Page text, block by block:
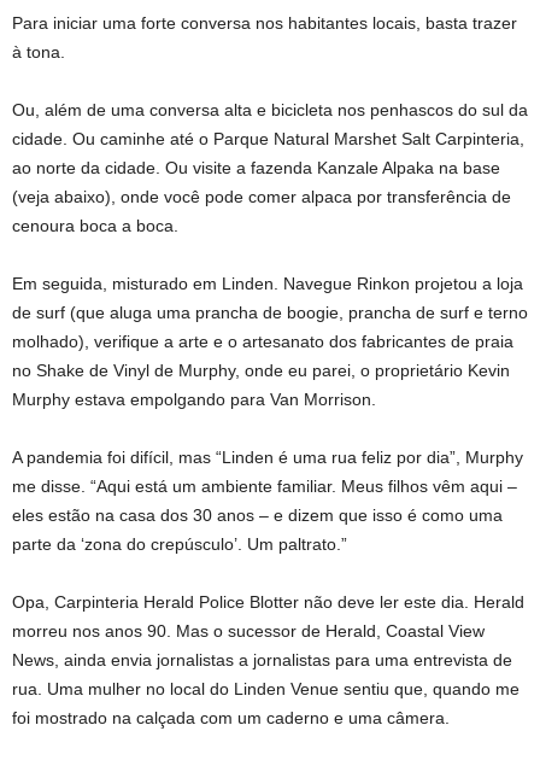
Para iniciar uma forte conversa nos habitantes locais, basta trazer
à tona.
Ou, além de uma conversa alta e bicicleta nos penhascos do sul da
cidade. Ou caminhe até o Parque Natural Marshet Salt Carpinteria,
ao norte da cidade. Ou visite a fazenda Kanzale Alpaka na base
(veja abaixo), onde você pode comer alpaca por transferência de
cenoura boca a boca.
Em seguida, misturado em Linden. Navegue Rinkon projetou a loja
de surf (que aluga uma prancha de boogie, prancha de surf e terno
molhado), verifique a arte e o artesanato dos fabricantes de praia
no Shake de Vinyl de Murphy, onde eu parei, o proprietário Kevin
Murphy estava empolgando para Van Morrison.
A pandemia foi difícil, mas “Linden é uma rua feliz por dia”, Murphy
me disse. “Aqui está um ambiente familiar. Meus filhos vêm aqui –
eles estão na casa dos 30 anos – e dizem que isso é como uma
parte da ‘zona do crepúsculo’. Um paltrato.”
Opa, Carpinteria Herald Police Blotter não deve ler este dia. Herald
morreu nos anos 90. Mas o sucessor de Herald, Coastal View
News, ainda envia jornalistas a jornalistas para uma entrevista de
rua. Uma mulher no local do Linden Venue sentiu que, quando me
foi mostrado na calçada com um caderno e uma câmera.